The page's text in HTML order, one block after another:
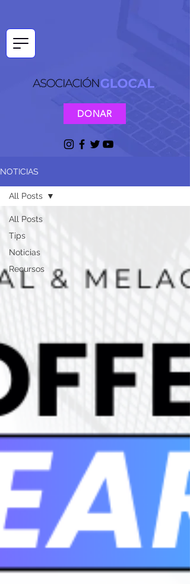
DONAR
NOTICIAS
All Posts
Tips
Noticias
Recursos
All Posts